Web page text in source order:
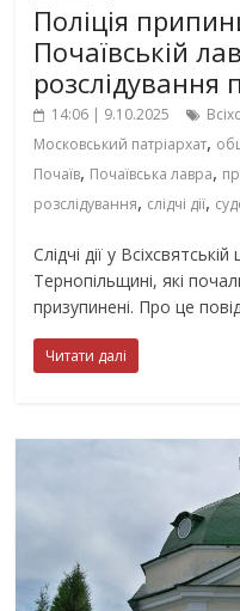
Поліція
Почаївській
розслідування
14:06 | 9.10.2025
Московський патріархат,
Почаїв, Почаївська лавра,
розслідування, слідчі дії,
Слідчі дії у
Тернопільщині, які
призупинені. Про це
Читати далі